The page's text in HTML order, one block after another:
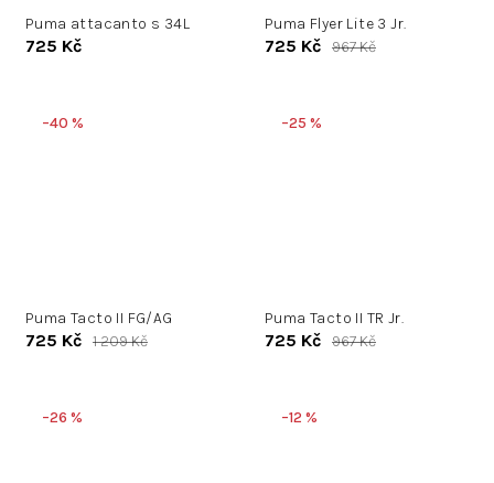
Puma attacanto s 34L
725 Kč
Puma Flyer Lite 3 Jr.
725 Kč 967 Kč
–40 %
Puma Tacto II FG/AG
725 Kč 1 209 Kč
–25 %
Puma Tacto II TR Jr.
725 Kč 967 Kč
–26 % –12 %